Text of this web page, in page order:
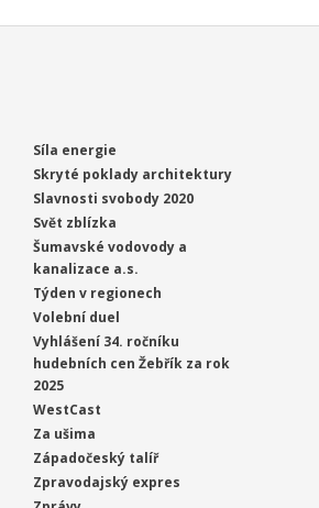
Síla energie
Skryté poklady architektury
Slavnosti svobody 2020
Svět zblízka
Šumavské vodovody a
kanalizace a.s.
Týden v regionech
Volební duel
Vyhlášení 34. ročníku
hudebních cen Žebřík za rok
2025
WestCast
Za ušima
Západočeský talíř
Zpravodajský expres